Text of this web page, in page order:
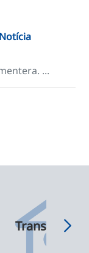
Notícia
...